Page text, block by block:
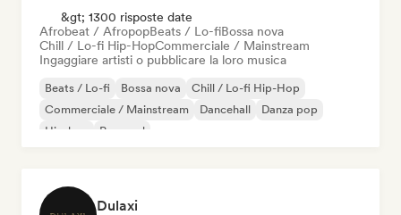
&gt; 1300 risposte date
Afrobeat / AfropopBeats / Lo-fiBossa nova
Chill / Lo-fi Hip-HopCommerciale / Mainstream
Ingaggiare artisti o pubblicare la loro musica
Beats / Lo-fi Bossa nova
Chill / Lo-fi Hip-Hop
Commerciale / Mainstream
Dancehall
Danza pop
Hip-hop
Pop soul
Dulaxi